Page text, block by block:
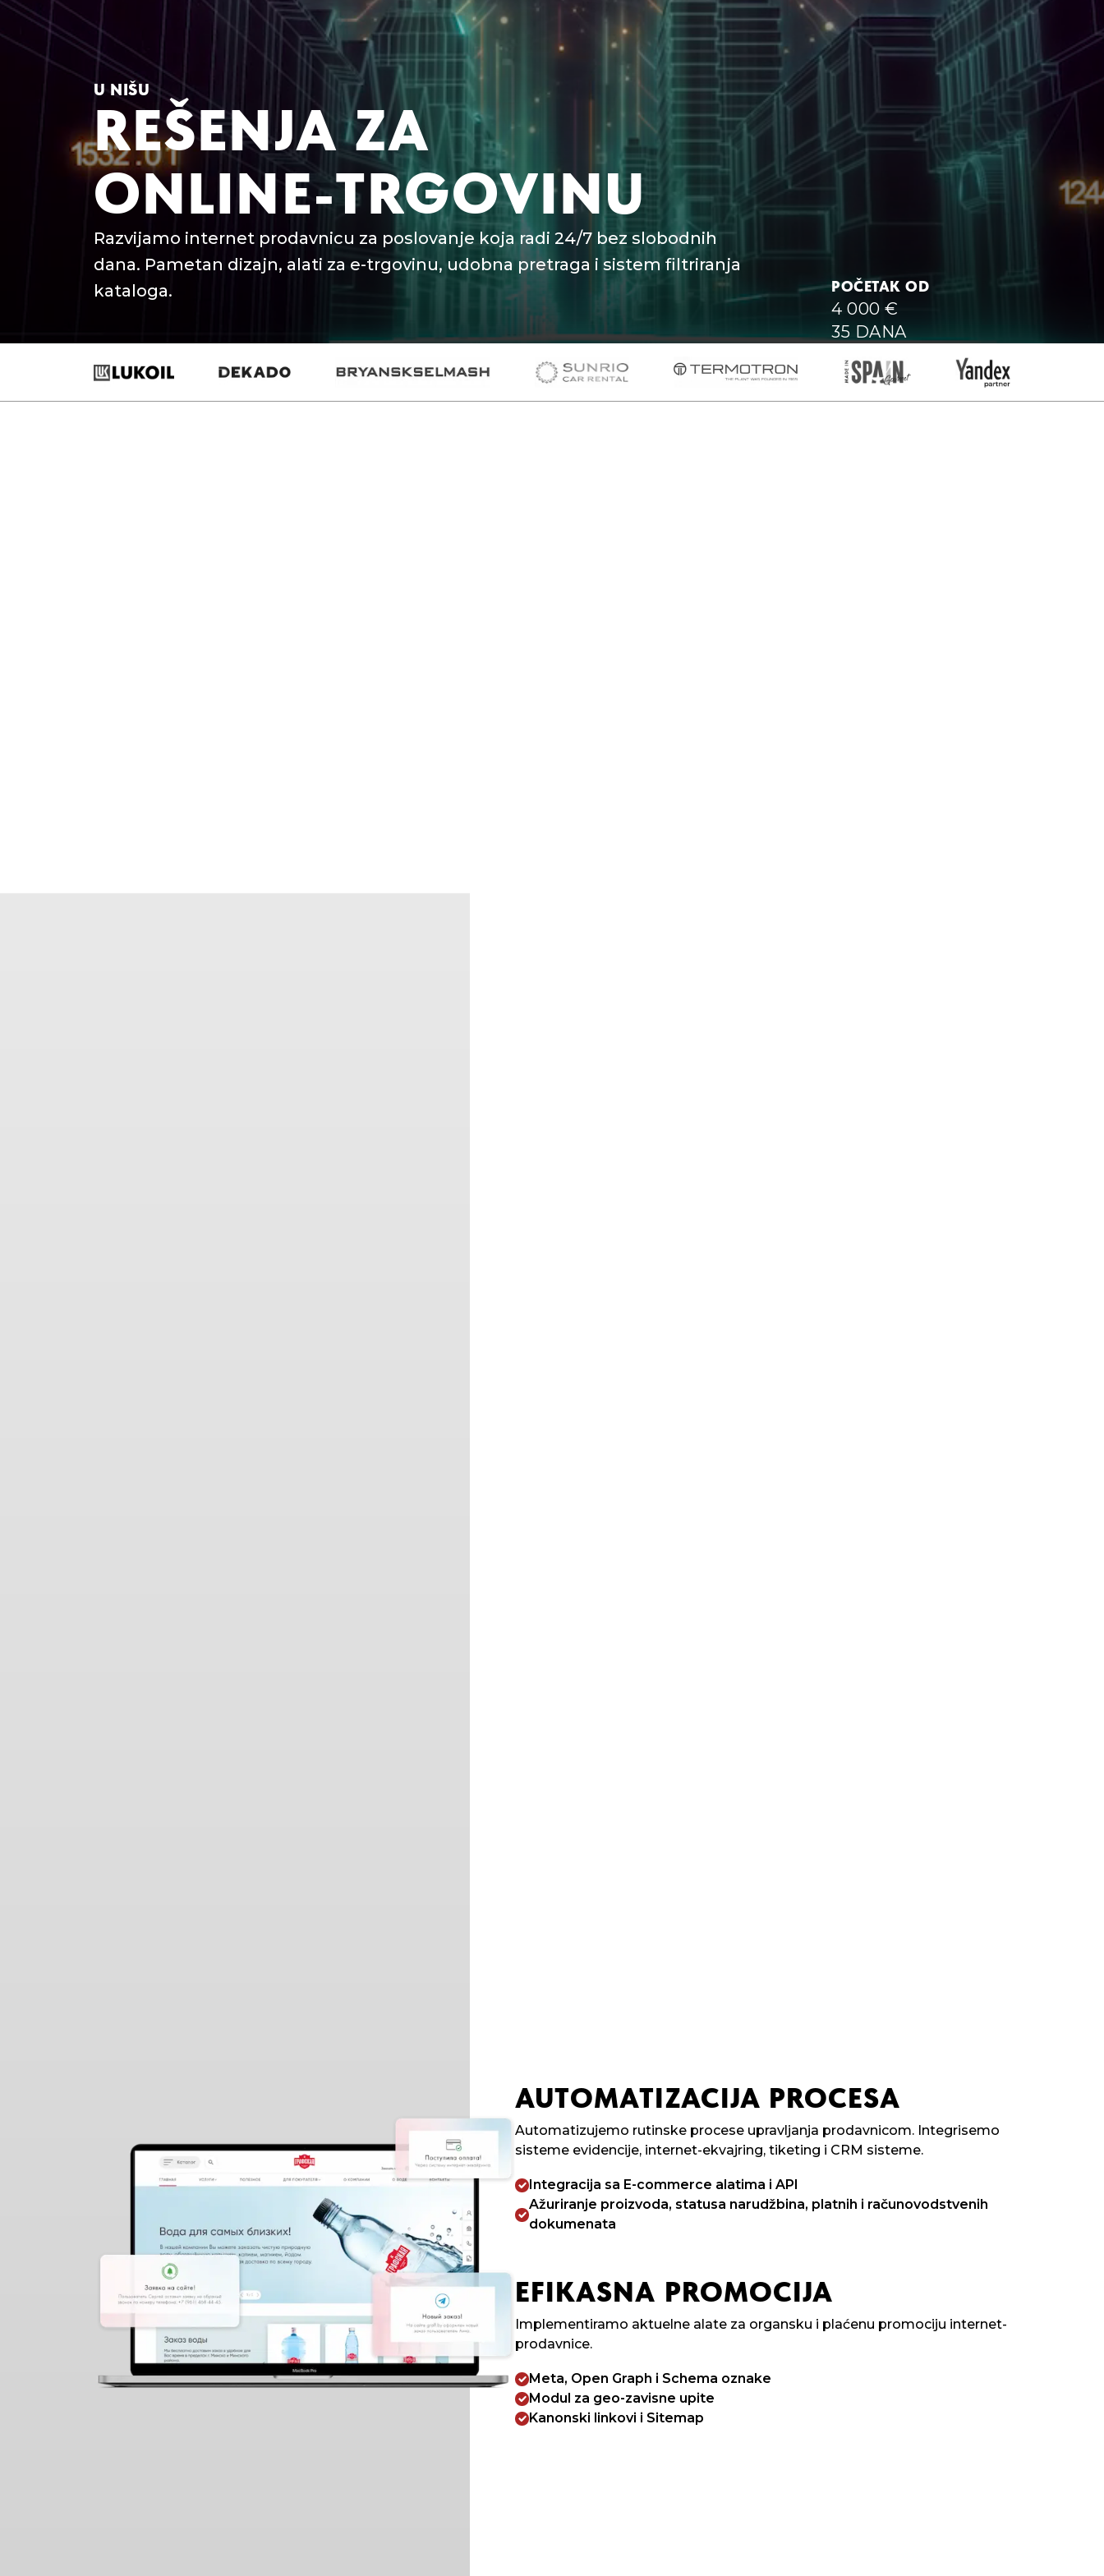
REŠENJA ZA
ONLINE-TRGOVINU
U NIŠU
Razvijamo internet prodavnicu za poslovanje koja radi 24/7 bez slobodnih
dana. Pametan dizajn, alati za e-trgovinu, udobna pretraga i sistem filtriranja
kataloga.
POČETAK OD
4 000 €
35 DANA
AUTOMATIZACIJA PROCESA
Automatizujemo rutinske procese upravljanja prodavnicom. Integrisemo
sisteme evidencije, internet-ekvajring, tiketing i CRM sisteme.
Integracija sa E-commerce alatima i API
Ažuriranje proizvoda, statusa narudžbina, platnih i računovodstvenih
dokumenata
EFIKASNA PROMOCIJA
Implementiramo aktuelne alate za organsku i plaćenu promociju internet-
prodavnice.
Meta, Open Graph i Schema oznake
Modul za geo-zavisne upite
Kanonski linkovi i Sitemap